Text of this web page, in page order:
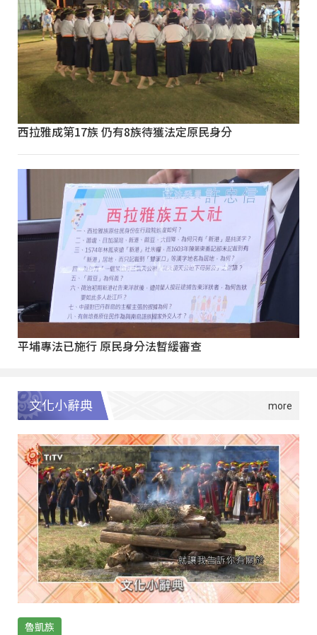
西拉雅成第17族 仍有8族待獲法定原民身分
平埔專法已施行 原民身分法暫緩審查
文化小辭典
魯凱族